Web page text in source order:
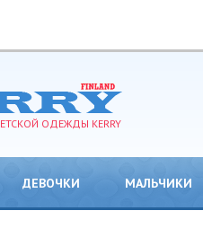
ОДЕЖДЫ KERRY
ДЕВОЧКИ МАЛЬЧИКИ